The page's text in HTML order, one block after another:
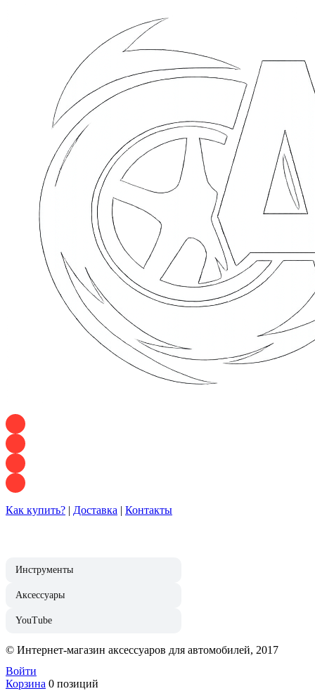
Как купить? | Доставка | Контакты
Инструменты
Аксессуары
YouTube
© Интернет-магазин аксессуаров для автомобилей, 2017
Войти
Корзина 0 позиций